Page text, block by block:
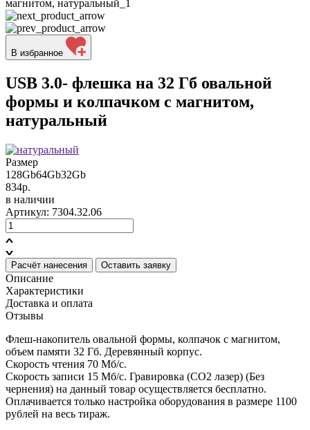
В избранное
USB 3.0- флешка на 32 Гб овальной
формы и колпачком с магнитом,
натуральный
Размер
128Gb64Gb32Gb
834р.
в наличии
Артикул: 7304.32.06
Расчёт нанесения Оставить заявку
Описание
Характеристики
Доставка и оплата
Отзывы
Флеш-накопитель овальной формы, колпачок с магнитом,
объем памяти 32 Гб. Деревянный корпус.
Cкорость чтения 70 Мб/c.
Скорость записи 15 Мб/c. Гравировка (CO2 лазер) (Без
чернения) на данный товар осуществляется бесплатно.
Оплачивается только настройка оборудования в размере 1100
рублей на весь тираж.